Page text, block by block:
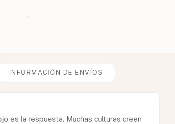
INFORMACIÓN DE ENVÍOS
es la respuesta. Muchas culturas creen